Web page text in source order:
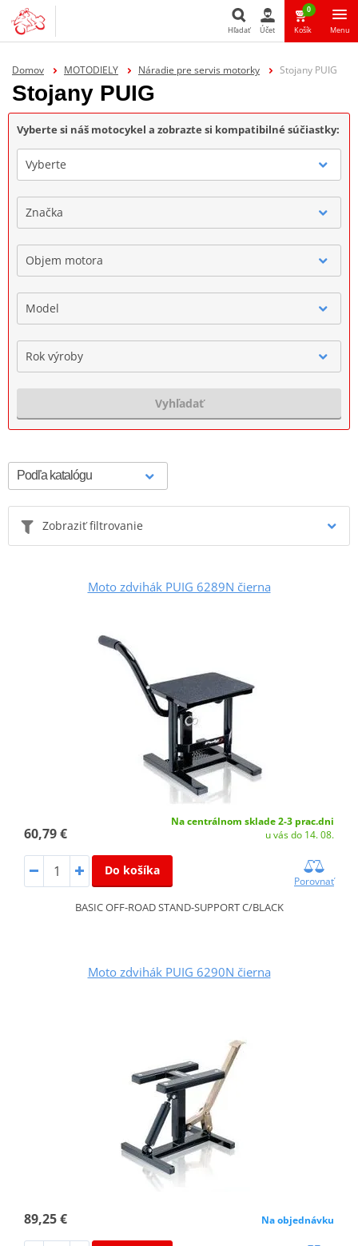
Hľadať
Hľadať Účet
0
Košík Menu
Domov MOTODIELY Náradie pre servis motorky Stojany PUIG
Stojany PUIG
Vyberte si náš motocykel a zobrazte si kompatibilné súčiastky:
Vyberte
Značka
Objem motora
Model
Rok výroby
Vyhľadať
Zobraziť filtrovanie
Moto zdvihák PUIG 6289N čierna
60,79 €
Na centrálnom sklade 2-3 prac.dni
u vás do 14. 08.
Do košíka
Porovnať
BASIC OFF-ROAD STAND-SUPPORT C/BLACK
Moto zdvihák PUIG 6290N čierna
89,25 € Na objednávku